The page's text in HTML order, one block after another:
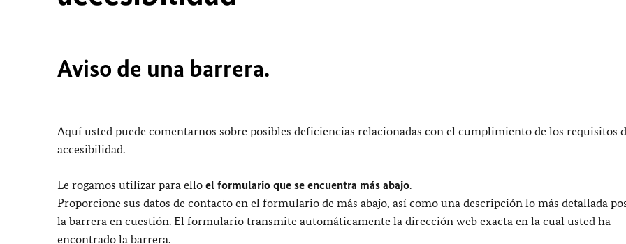
Aviso de una barrera.
Aquí usted puede comentarnos sobre posibles deficiencias relacionadas con el cumplimiento de los requisitos
accesibilidad.
Le rogamos utilizar para ello el formulario que se encuentra más abajo.
Proporcione sus datos de contacto en el formulario de más abajo, así como una descripción lo más detallada
la barrera en cuestión. El formulario transmite automáticamente la dirección web exacta en la cual usted ha
encontrado la barrera.